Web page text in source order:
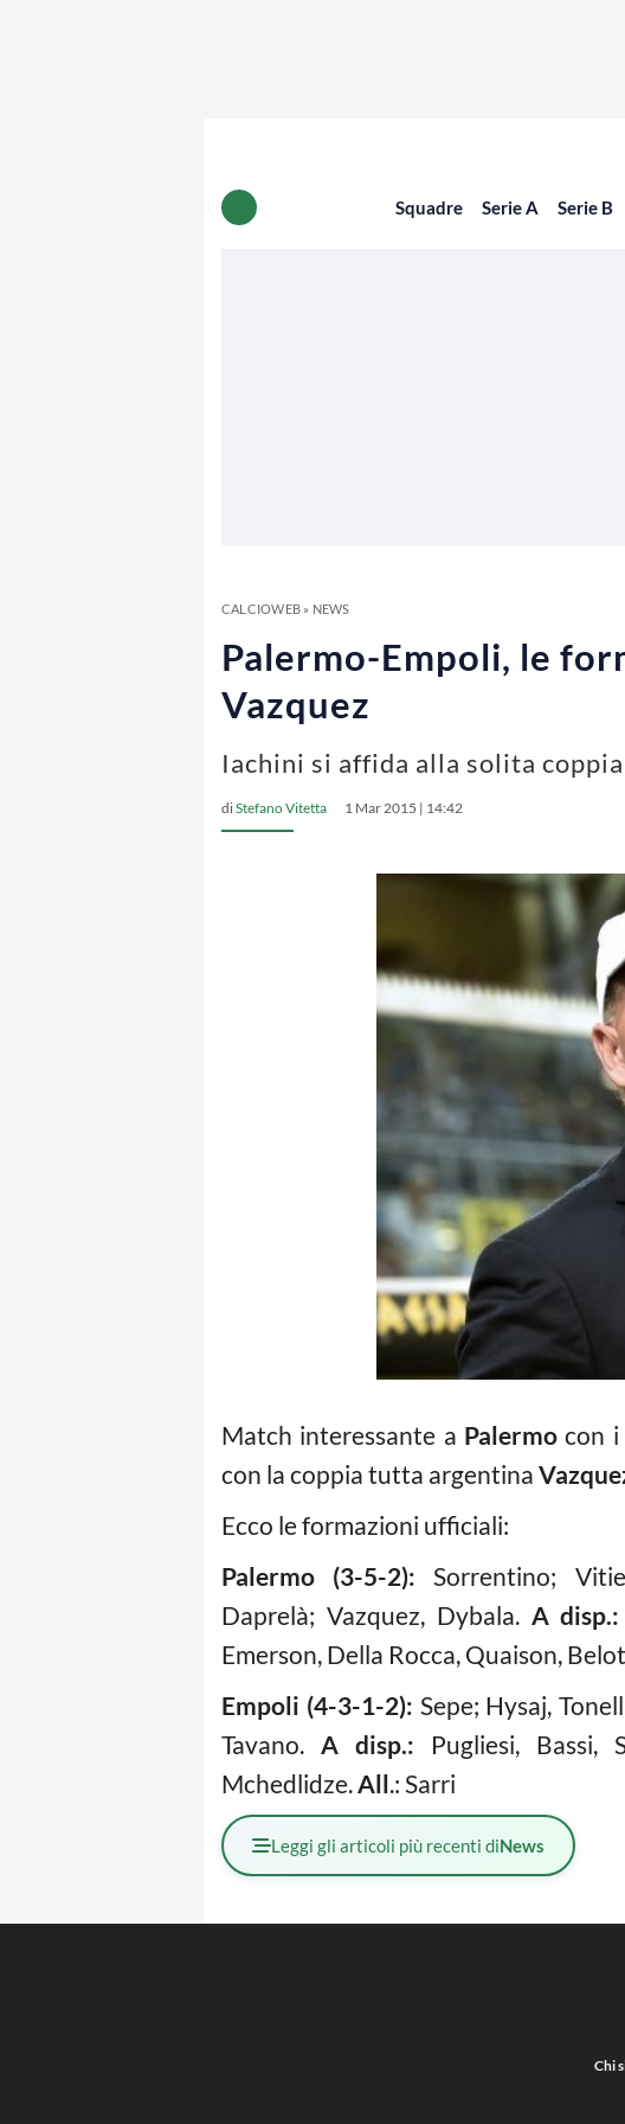
Squadre Serie A Serie B
CALCIOWEB» NEWS
Palermo-Empoli, le
Vazquez
Iachini si affida alla solita
diStefano Vitetta 1 Mar 2015 | 14:42
Match interessante a Palermo con i
con la coppia tutta argentina
Ecco le formazioni ufficiali:
Palermo (3-5-2): Sorrentino;
Daprelà; Vazquez, Dybala. A disp.:
Emerson, Della Rocca, Quaison,
Empoli (4-3-1-2): Sepe; Hysaj,
Tavano.A disp.: Pugliesi, Bassi,
Mchedlidze.All.: Sarri
Leggi gli articoli più recenti diNews
Chi